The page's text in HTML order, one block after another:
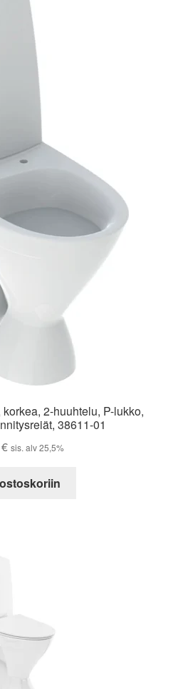
2-huuhtelu, P-lukko,
38611-01
€ sis. alv 25,5%